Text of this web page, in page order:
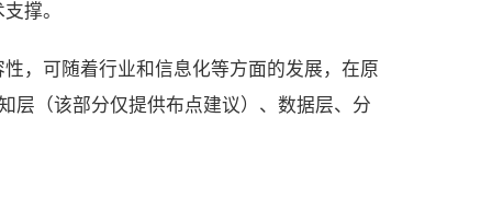
撑。
，可随着行业和信息化等方面的发展，在原
层（该部分仅提供布点建议）、数据层、分